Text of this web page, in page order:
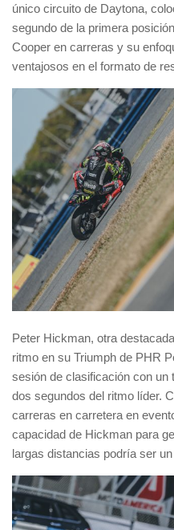
único circuito de Daytona,
segundo de la primera
Cooper en carreras y su
ventajosos en el formato de
Peter Hickman, otra
ritmo en su Triumph de PHR
sesión de clasificación con un
dos segundos del ritmo líder.
carreras en carretera en
capacidad de Hickman para
largas distancias podría ser